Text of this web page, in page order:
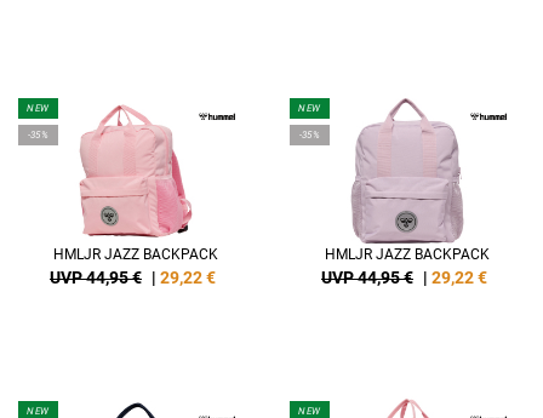
NEW
-35%
HMLJR JAZZ BACKPACK
UVP 44,95 € | 29,22€
NEW
-35%
HMLJR JAZZ BACKPACK
UVP 44,95 € | 29,22€
NEW NEW